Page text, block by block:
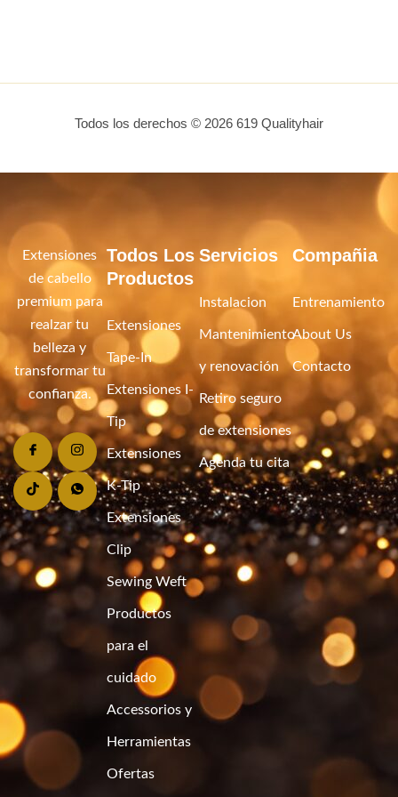
Todos los derechos © 2026 619 Qualityhair
Extensiones
de cabello
premium para
realzar tu
belleza y
transformar tu
confianza.
Todos Los
Productos
Extensiones
Tape-In
Extensiones I-
Tip
Extensiones
K-Tip
Extensiones
Clip
Sewing Weft
Productos
para el
cuidado
Accessorios y
Herramientas
Ofertas
Servicios
Instalacion
Mantenimiento
y renovación
Retiro seguro
de extensiones
Agenda tu cita
Compañia
Entrenamiento
About Us
Contacto